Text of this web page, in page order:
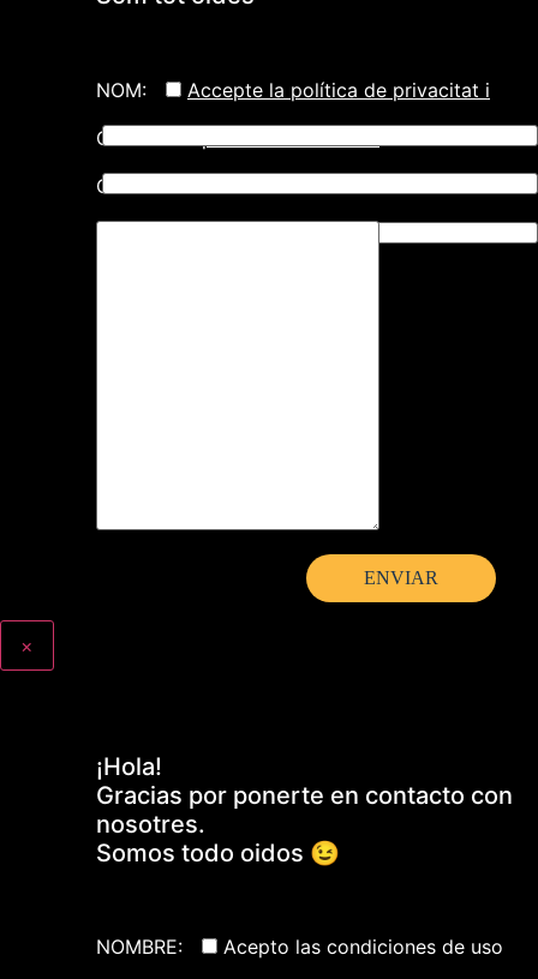
NOM:
COGNOMS:
CORREU ELECTRÒNIC:
Accepte la política de privacitat i
×
¡Hola!
Gracias por ponerte en contacto con
nosotres.
Somos todo oidos 😉
NOMBRE: Acepto las condiciones de uso